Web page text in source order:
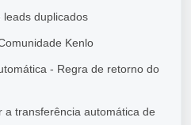
leads duplicados
Kenlo
de retorno do
a transferência automática de